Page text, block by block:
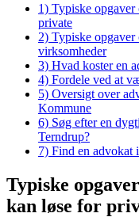
1) Typiske opgaver
private
2) Typiske opgaver
virksomheder
3) Hvad koster en
4) Fordele ved at
5) Oversigt over
Kommune
6) Søg efter en
Terndrup?
7) Find en advokat
Typiske
kan løse for